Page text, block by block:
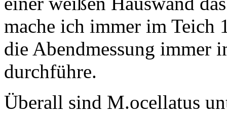
mache ich immer im Teich
die Abendmessung immer
durchführe.
Überall sind M.ocellatus